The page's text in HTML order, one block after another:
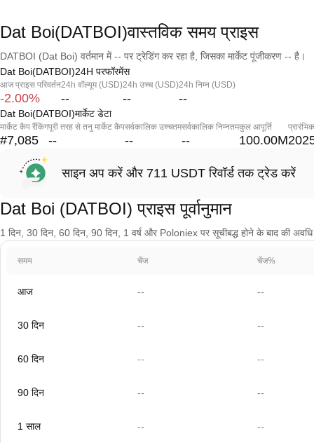
Dat Boi(DATBOI)वास्तविक समय प्राइस
DATBOI (Dat Boi) वर्तमान में -- पर ट्रेडिंग कर रहा है, जिसका मार्केट पूंजीकरण -- है।
Dat Boi(DATBOI)24H परफॉरमेंस
आज प्राइस परिवर्तन
-2.00%
24h वॉल्यूम (USD)
--
24h उच्च (USD)
--
24h निम्न (USD)
--
Dat Boi(DATBOI)मार्केट डेटा
मार्केट कैप रैंकिंग
#7,085
पूरी तरह से तनु मार्केट कैप
--
सर्वकालिक उच्चतम
--
सर्वकालिक निम्नतम
--
कुल आपूर्ति
100.00M
साइन अप करें और 711 USDT रिवॉर्ड तक ट्रेड करें
Dat Boi (DATBOI) प्राइस पूर्वानुमान
1 दिन, 30 दिन, 60 दिन, 90 दिन, 1 वर्ष और Poloniex पर सूचीबद्ध होने के बाद की
समय चेंज चेंज%
आज -- --
30 दिन -- --
60 दिन -- --
90 दिन -- --
1 साल -- --